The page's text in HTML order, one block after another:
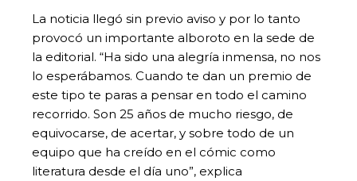
La noticia llegó sin previo aviso y por lo tanto
provocó un importante alboroto en la sede de
la editorial. “Ha sido una alegría inmensa, no nos
lo esperábamos. Cuando te dan un premio de
este tipo te paras a pensar en todo el camino
recorrido. Son 25 años de mucho riesgo, de
equivocarse, de acertar, y sobre todo de un
equipo que ha creído en el cómic como
literatura desde el día uno”, explica